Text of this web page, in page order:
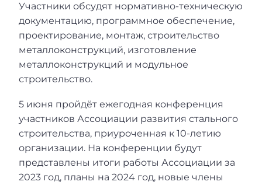
Участники обсудят нормативно-техническую
документацию, программное обеспечение,
проектирование, монтаж, строительство
металлоконструкций, изготовление
металлоконструкций и модульное
строительство.
5 июня пройдёт ежегодная конференция
участников Ассоциации развития стального
строительства, приуроченная к 10-летию
организации. На конференции будут
представлены итоги работы Ассоциации за
2023 год, планы на 2024 год, новые члены